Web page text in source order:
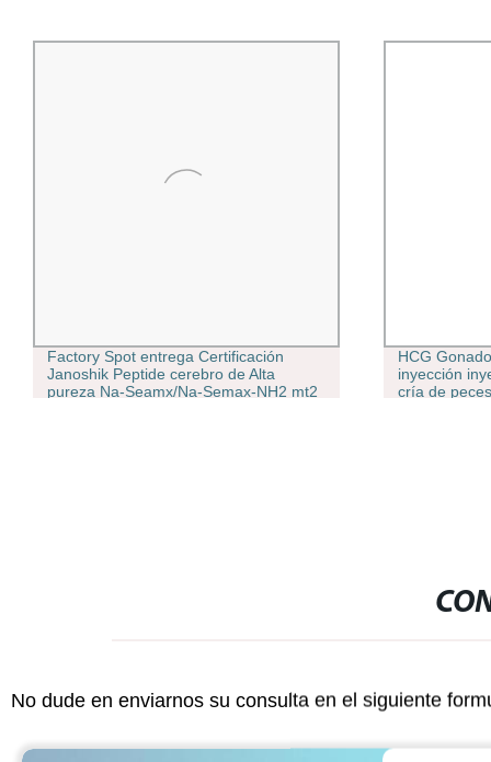
Factory Spot entrega Certificación
Janoshik Peptide cerebro de Alta
pureza Na-Seamx/Na-Semax-NH2 mt2
HCG
inyección
cría de
No dude en enviarnos su consulta en el siguiente